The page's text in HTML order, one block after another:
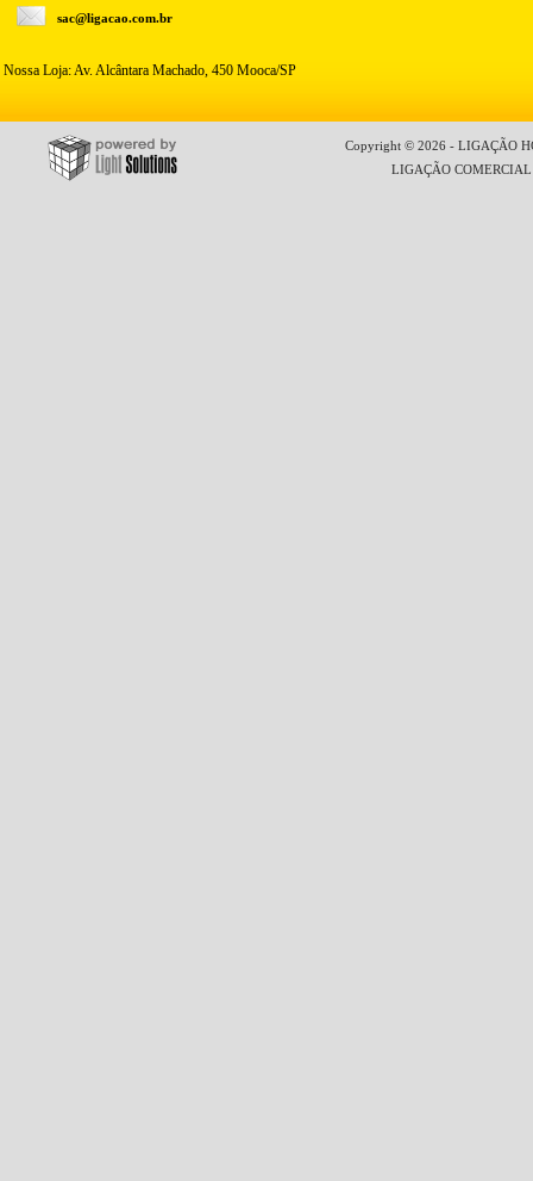
sac@ligacao.com.br
Nossa Loja: Av. Alcântara Machado, 450 Mooca/SP
Copyright © 2026 - LIGAÇÃO
LIGAÇÃO